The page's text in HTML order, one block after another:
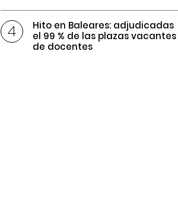
Hito en Baleares: adjudicadas
el 99 % de las plazas vacantes
de docentes